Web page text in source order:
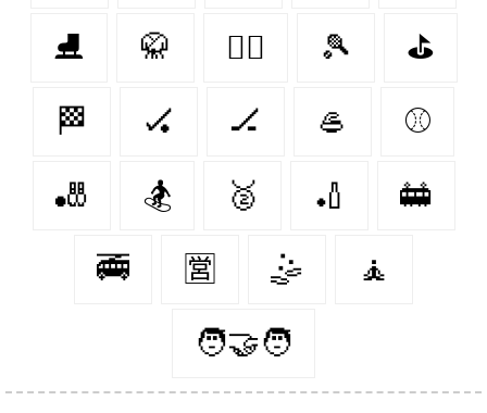
⛸ 🥋 🤼‍♂️ 🎾 ⛳️
🏁 🏑 🏒 🥌 ⚾️
🎳 🏂 🥈 🏏 🚋
🚎 🈺 🤹‍ 🧘‍
🧑‍🤝‍🧑